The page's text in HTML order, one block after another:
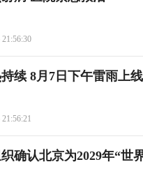
续 8月7日下午雷雨上线
确认北京为2029年“世